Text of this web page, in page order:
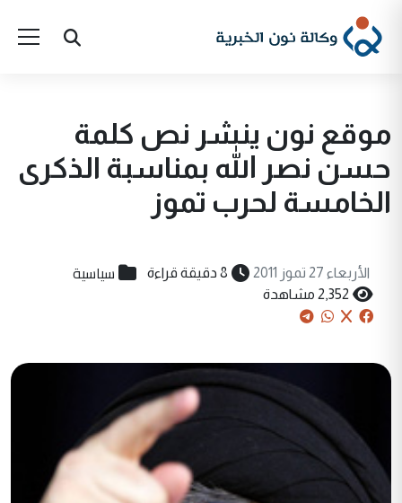
موقع نون ينشر نص كلمة
حسن نصر الله بمناسبة الذكرى
الخامسة لحرب تموز
الأربعاء 27 تموز 2011 8 دقيقة قراءة سياسية
2,352 مشاهدة